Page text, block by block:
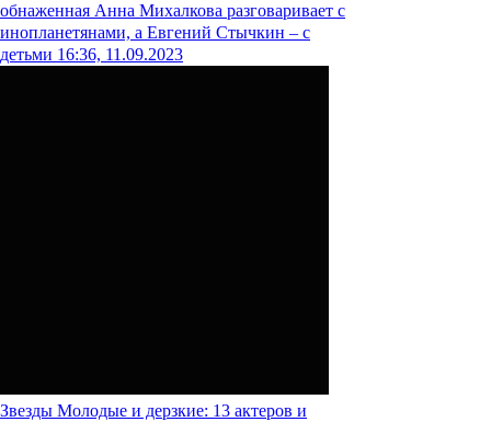
обнаженная Анна Михалкова разговаривает с
инопланетянами, а Евгений Стычкин – с
детьми 16:36, 11.09.2023
Звезды Молодые и дерзкие: 13 актеров и